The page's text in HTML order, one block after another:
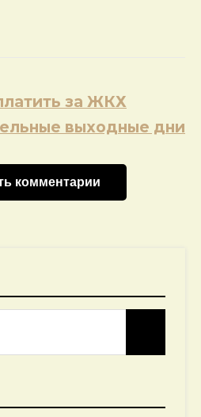
за ЖКХ
выходные дни
комментарии